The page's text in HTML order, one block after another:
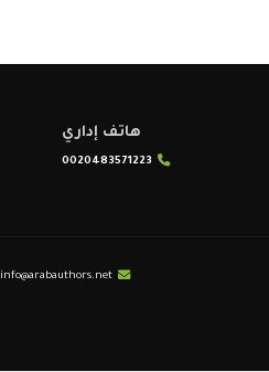
هاتف إداري
0020483571223
info@arabauthors.net